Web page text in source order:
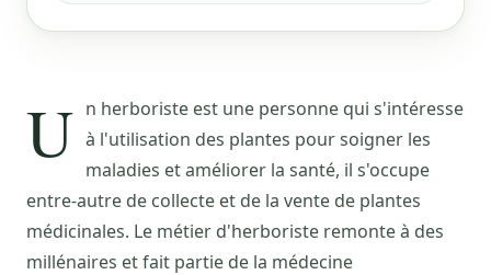
U n herboriste est une personne qui s'intéresse
à l'utilisation des plantes pour soigner les
maladies et améliorer la santé, il s'occupe
entre-autre de collecte et de la vente de plantes
médicinales. Le métier d'herboriste remonte à des
millénaires et fait partie de la médecine